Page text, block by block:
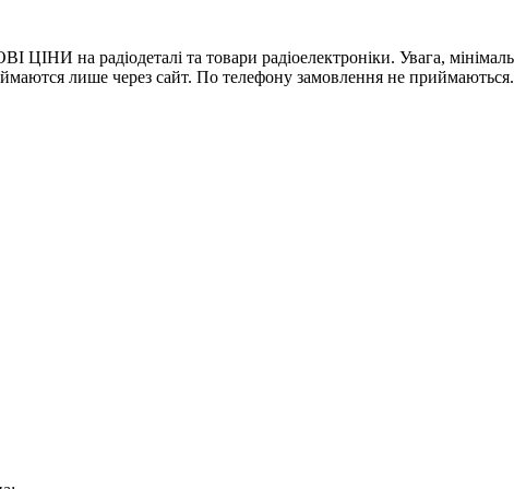
на радіодеталі та товари радіоелектроніки. Увага,
лише через сайт. По телефону замовлення не приймаються.